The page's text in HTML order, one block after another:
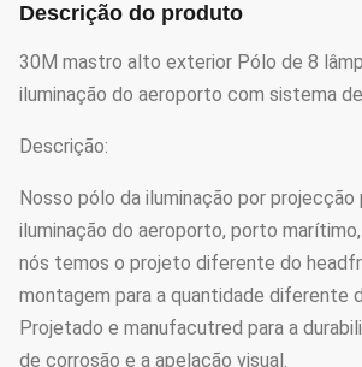
Descrição do produto
30M mastro alto exterior Pólo de 8
iluminação do aeroporto com sistema
Descrição:
Nosso pólo da iluminação por projecção
iluminação do aeroporto, porto
nós temos o projeto diferente do
montagem para a quantidade diferente
Projetado e manufacutred para a
de corrosão e a apelação visual.